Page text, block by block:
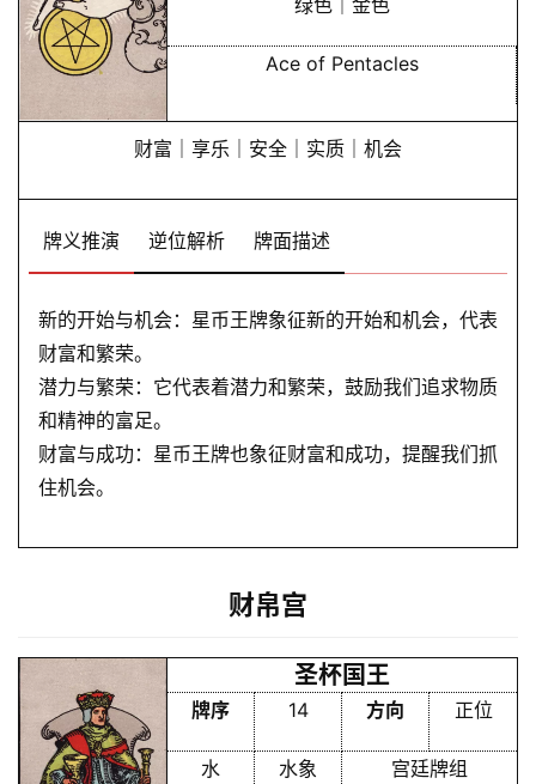
Ace of Pentacles
财富｜享乐｜安全｜实质｜机会
牌义推演 逆位解析 牌面描述
新的开始与机会：星币王牌象征新的开始和机会，代表
财富和繁荣。
潜力与繁荣：它代表着潜力和繁荣，鼓励我们追求物质
和精神的富足。
财富与成功：星币王牌也象征财富和成功，提醒我们抓
住机会。
财帛宫
圣杯国王
牌序 14 方向 正位
水 水象 宫廷牌组